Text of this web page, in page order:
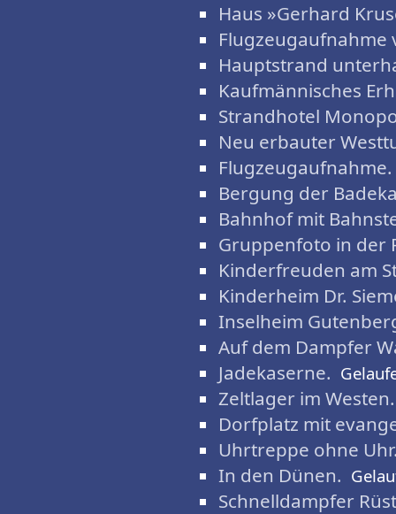
Haus »Gerhard
Flugzeugaufnahme
Hauptstrand
Kaufmännisches
Strandhotel
Neu erbauter
Flugzeugaufnahme.
Bergung der
Bahnhof mit
Gruppenfoto in der
Kinderfreuden am
Kinderheim Dr.
Inselheim
Auf dem Dampfer
Jadekaserne.
Zeltlager im Westen.
Dorfplatz mit
Uhrtreppe ohne
In den Dünen.
Schnelldampfer